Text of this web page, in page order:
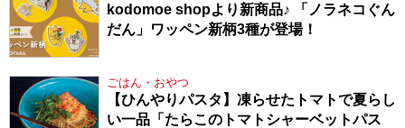
kodomoe shopより新商品♪ 「ノラネコぐん
だん」ワッペン新柄3種が登場！
ごはん・おやつ
【ひんやりパスタ】凍らせたトマトで夏らし
い一品「たらこのトマトシャーベットパス